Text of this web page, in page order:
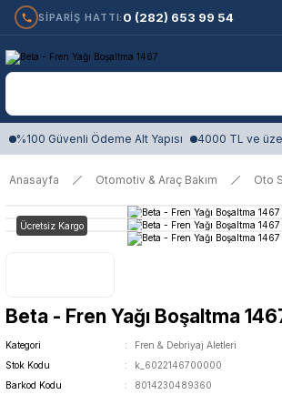
SİPARİŞ HATTI: 0 (282) 653 99 54
%100 Güvenli Ödeme Alt Yapısı 4000 TL ve
Anasayfa Otomotiv & Araç Bakım Oto
Ücretsiz Kargo
Beta - Fren Yağı Boşaltma
Kategori
Fren & Debriyaj Aletleri
Stok Kodu
k_6022146700000
Barkod Kodu
8014230489360